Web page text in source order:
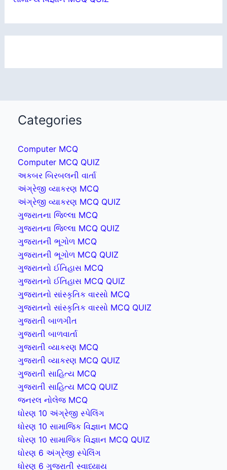
Categories
Computer MCQ
Computer MCQ QUIZ
અકબર બિરબલની વાર્તા
અંગ્રેજી વ્યાકરણ MCQ
અંગ્રેજી વ્યાકરણ MCQ QUIZ
ગુજરાતના જિલ્લા MCQ
ગુજરાતના જિલ્લા MCQ QUIZ
ગુજરાતની ભૂગોળ MCQ
ગુજરાતની ભૂગોળ MCQ QUIZ
ગુજરાતનો ઈતિહાસ MCQ
ગુજરાતનો ઈતિહાસ MCQ QUIZ
ગુજરાતનો સાંસ્કૃતિક વારસો MCQ
ગુજરાતનો સાંસ્કૃતિક વારસો MCQ QUIZ
ગુજરાતી બાળગીત
ગુજરાતી બાળવાર્તા
ગુજરાતી વ્યાકરણ MCQ
ગુજરાતી વ્યાકરણ MCQ QUIZ
ગુજરાતી સાહિત્ય MCQ
ગુજરાતી સાહિત્ય MCQ QUIZ
જનરલ નોલેજ MCQ
ધોરણ 10 અંગ્રેજી સ્પેલિંગ
ધોરણ 10 સામાજિક વિજ્ઞાન MCQ
ધોરણ 10 સામાજિક વિજ્ઞાન MCQ QUIZ
ધોરણ 6 અંગ્રેજી સ્પેલિંગ
ધોરણ 6 ગુજરાતી સ્વાધ્યાય